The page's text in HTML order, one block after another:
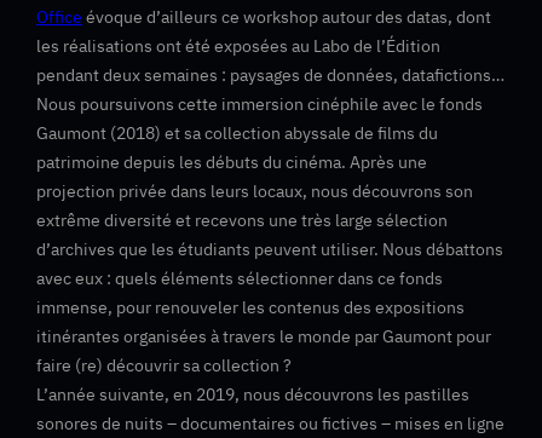
Office évoque d’ailleurs ce workshop autour des datas, dont
les réalisations ont été exposées au Labo de l’Édition
pendant deux semaines : paysages de données, datafictions…
Nous poursuivons cette immersion cinéphile avec le fonds
Gaumont (2018) et sa collection abyssale de films du
patrimoine depuis les débuts du cinéma. Après une
projection privée dans leurs locaux, nous découvrons son
extrême diversité et recevons une très large sélection
d’archives que les étudiants peuvent utiliser. Nous débattons
avec eux : quels éléments sélectionner dans ce fonds
immense, pour renouveler les contenus des expositions
itinérantes organisées à travers le monde par Gaumont pour
faire (re) découvrir sa collection ?
L’année suivante, en 2019, nous découvrons les pastilles
sonores de nuits – documentaires ou fictives – mises en ligne